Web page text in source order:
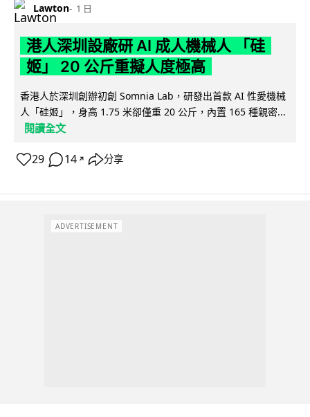
Lawton 1 日
港人深圳設廠研 AI 成人機械人 「硅
姬」 20 公斤重擬人度極高
香港人於深圳創辦初創 Somnia Lab，研發出首款 AI 性愛機械
人「硅姬」，身高 1.75 米卻僅重 20 公斤，內置 165 種親密...
閱讀全文
29 14 ↗ 分享
ADVERTISEMENT